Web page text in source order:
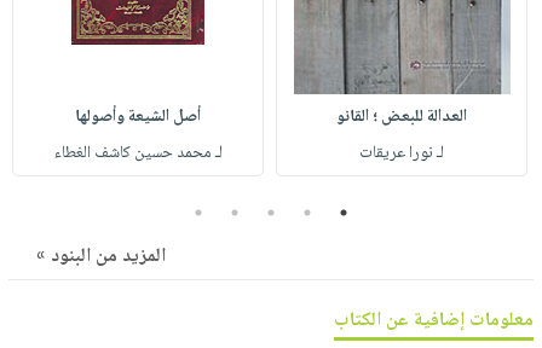
صابون
أطفال
مناسبات
فيديوهات
أسئلة
خدمات
انشر
كتابك
عربة
التسوق
الإصدارات
العدالة للبعض ؛ القانو
لـ نورا عريقات
أصل الشيعة وأصولها
لـ محمد حسين كاشف الغطاء
1
2
3
4
5
المزيد من البنود »
معلومات إضافية عن الكتاب